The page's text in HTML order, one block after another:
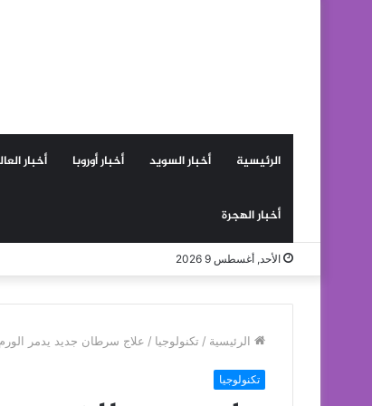
الرئيسية أخبار السويد أخبار أوروبا أخبار
أخبار الهجرة
الأحد, أغسطس 9 2026
الرئيسية / تكنولوجيا / علاج سرطان جديد يدمر
تكنولوجيا